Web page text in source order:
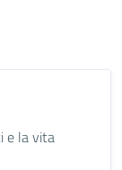
e la vita